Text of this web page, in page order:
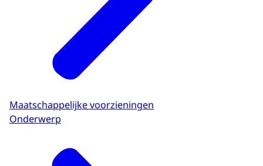
Maatschappelijke voorzieningen
Onderwerp